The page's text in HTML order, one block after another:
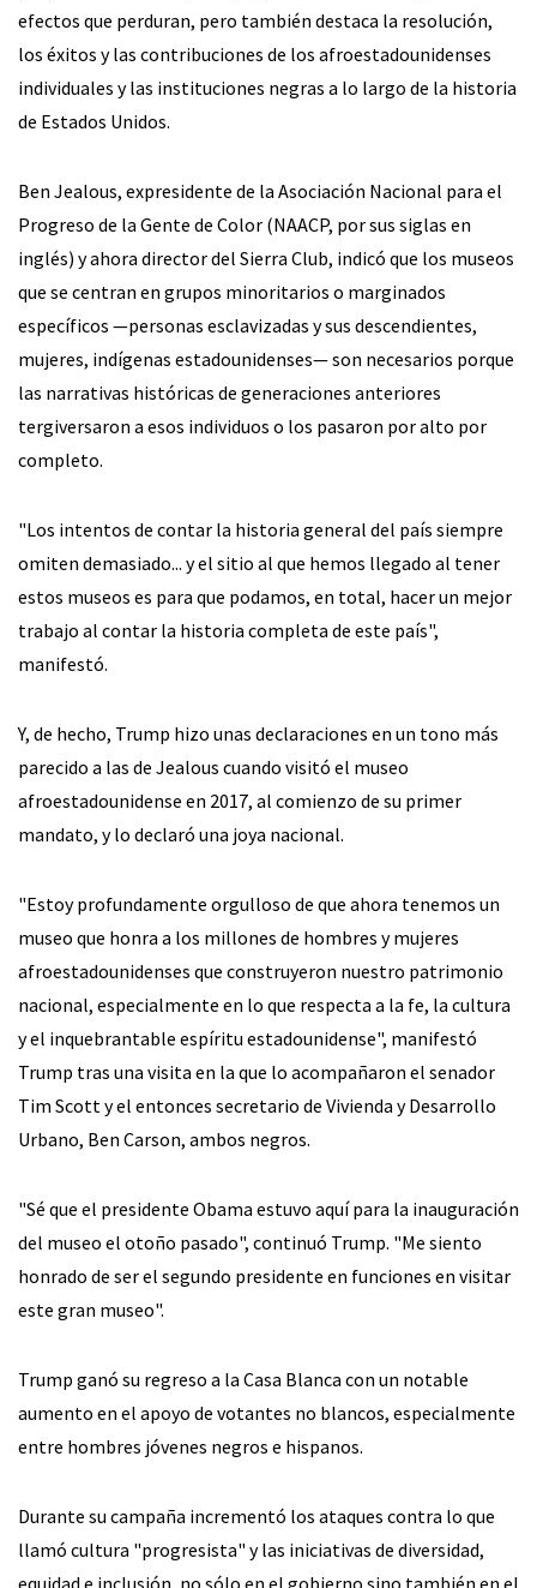
efectos que perduran, pero también destaca la resolución,
los éxitos y las contribuciones de los afroestadounidenses
individuales y las instituciones negras a lo largo de la historia
de Estados Unidos.
Ben Jealous, expresidente de la Asociación Nacional para el
Progreso de la Gente de Color (NAACP, por sus siglas en
inglés) y ahora director del Sierra Club, indicó que los museos
que se centran en grupos minoritarios o marginados
específicos —personas esclavizadas y sus descendientes,
mujeres, indígenas estadounidenses— son necesarios porque
las narrativas históricas de generaciones anteriores
tergiversaron a esos individuos o los pasaron por alto por
completo.
"Los intentos de contar la historia general del país siempre
omiten demasiado... y el sitio al que hemos llegado al tener
estos museos es para que podamos, en total, hacer un mejor
trabajo al contar la historia completa de este país",
manifestó.
Y, de hecho, Trump hizo unas declaraciones en un tono más
parecido a las de Jealous cuando visitó el museo
afroestadounidense en 2017, al comienzo de su primer
mandato, y lo declaró una joya nacional.
"Estoy profundamente orgulloso de que ahora tenemos un
museo que honra a los millones de hombres y mujeres
afroestadounidenses que construyeron nuestro patrimonio
nacional, especialmente en lo que respecta a la fe, la cultura
y el inquebrantable espíritu estadounidense", manifestó
Trump tras una visita en la que lo acompañaron el senador
Tim Scott y el entonces secretario de Vivienda y Desarrollo
Urbano, Ben Carson, ambos negros.
"Sé que el presidente Obama estuvo aquí para la inauguración
del museo el otoño pasado", continuó Trump. "Me siento
honrado de ser el segundo presidente en funciones en visitar
este gran museo".
Trump ganó su regreso a la Casa Blanca con un notable
aumento en el apoyo de votantes no blancos, especialmente
entre hombres jóvenes negros e hispanos.
Durante su campaña incrementó los ataques contra lo que
llamó cultura "progresista" y las iniciativas de diversidad,
equidad e inclusión, no sólo en el gobierno sino también en el